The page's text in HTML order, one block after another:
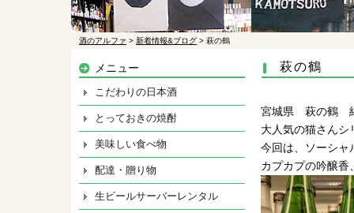
酒のアルファ > 新着情報&ブログ > 萩の鶴
萩の鶴
宮城県 萩の鶴
大人気の猫さんシ
今回は、ソーシャ
カプカプの吟醸香
メニュー
こだわりの日本酒
とっておきの焼酎
美味しい食べ物
配達・贈り物
生ビールサーバーレンタル